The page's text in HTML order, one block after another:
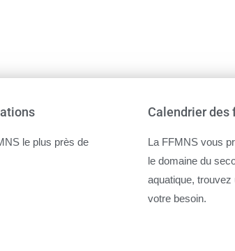
le plus près de
Calendrier des
La FFMNS vous
le domaine du
aquatique, trouvez
votre besoin.